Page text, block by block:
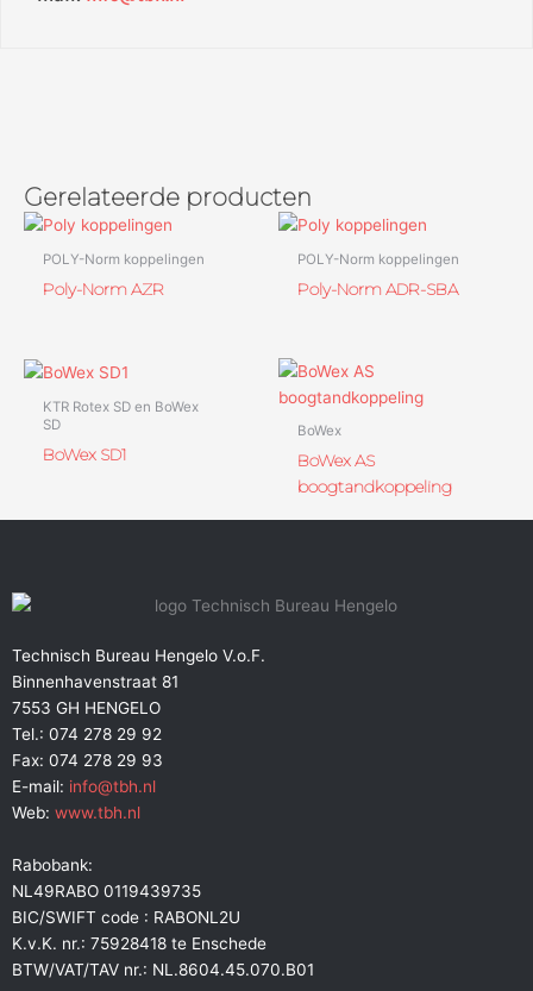
Gerelateerde producten
POLY-Norm koppelingen
Poly-Norm AZR
POLY-Norm koppelingen
Poly-Norm ADR-SBA
KTR Rotex SD en BoWex
SD
BoWex SD1
BoWex
BoWex AS
boogtandkoppeling
Technisch Bureau Hengelo V.o.F.
Binnenhavenstraat 81
7553 GH HENGELO
Tel.: 074 278 29 92
Fax: 074 278 29 93
E-mail: info@tbh.nl
Web: www.tbh.nl
Rabobank:
NL49RABO 0119439735
BIC/SWIFT code : RABONL2U
K.v.K. nr.: 75928418 te Enschede
BTW/VAT/TAV nr.: NL.8604.45.070.B01